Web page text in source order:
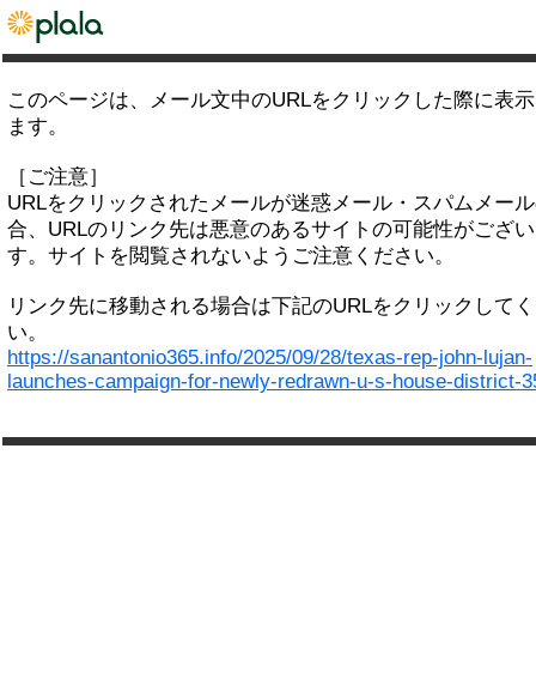
このページは、メール文中のURLをクリックした際に表
ます。
［ご注意］
URLをクリックされたメールが迷惑メール・スパムメー
合、URLのリンク先は悪意のあるサイトの可能性がござ
す。サイトを閲覧されないようご注意ください。
リンク先に移動される場合は下記のURLをクリックして
い。
https://sanantonio365.info/2025/09/28/texas-rep-john-lujan-
launches-campaign-for-newly-redrawn-u-s-house-district-